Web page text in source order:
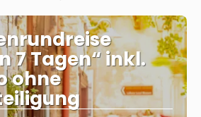
7 Tagen“ inkl.
ohne